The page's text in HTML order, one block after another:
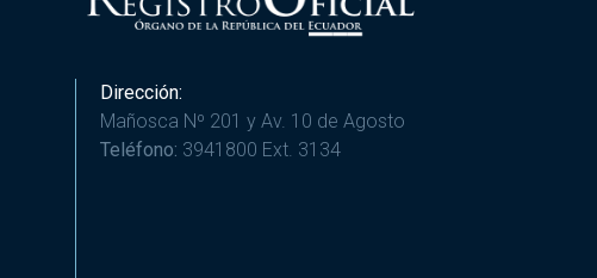
Dirección:
Mañosca Nº 201 y Av. 10 de Agosto
Teléfono: 3941800 Ext. 3134